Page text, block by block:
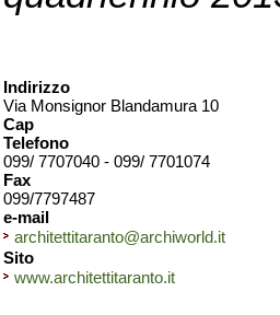
Indirizzo
Via Monsignor Blandamura 10
Cap
Telefono
099/ 7707040 - 099/ 7701074
Fax
099/7797487
e-mail
architettitaranto@archiworld.it
Sito
www.architettitaranto.it